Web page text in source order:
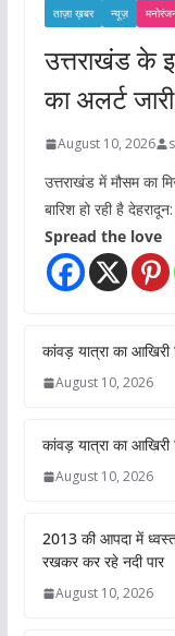
ताज़ा ख़बर
न्यूज़
उत्तराखंड के
का अलर्ट
August 10, 2026
उत्तराखंड में मौसम का
बारिश हो रही है
Spread the love
कांवड़ यात्रा का
August 10, 2026
कांवड़ यात्रा का
August 10, 2026
2013 की आपदा में
रखकर कर रहे नदी पार
August 10, 2026